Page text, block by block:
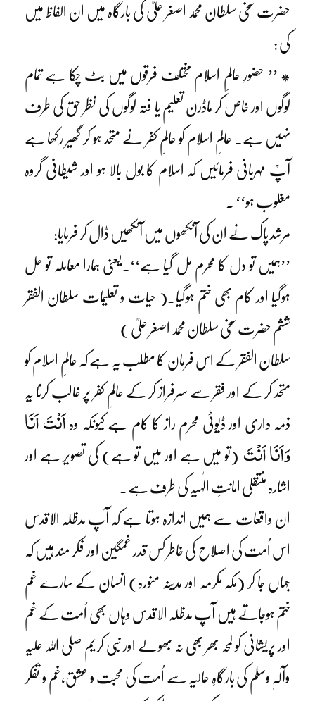
حضرت سخی سلطان محمد اصغر علیؒ کی بارگاہ میں ان الفاظ میں
کی :
* ’’ حضورِ عالمِ اسلام مختلف فرقوں میں بٹ چکا ہے تمام
لوگوں اور خاص کر ماڈرن تعلیم یا فتہ لوگوں کی نظر حق کی طرف
نہیں ہے۔ عالمِ اسلام کو عالمِ کفر نے متحد ہو کر گھیر رکھا ہے
آپؒ مہربانی فرمائیں کہ اسلام کا بول بالا ہو اور شیطانی گروہ
مغلوب ہو‘‘ ۔
مرشد پاک نے ان کی آنکھوں میں آنکھیں ڈال کر فرمایا:
’’ہمیں تو دل کا محرم مل گیا ہے‘‘۔یعنی ہمارا معاملہ تو حل
ہوگیا اور کام بھی ختم ہوگیا۔( حیات و تعلیمات سلطان الفقر
ششم حضرت سخی سلطان محمد اصغر علیؒ )
سلطان الفقر کے اس فرمان کا مطلب یہ ہے کہ عالمِ اسلام کو
متحد کر کے اور فقر سے سرفراز کر کے عالمِ کفر پر غالب کرنا یہ
ذمہ داری اور ڈیوٹی محرم راز کا کام ہے کیونکہ وہ اَنْتَ اَنَا
وَاَنَا اَنْتَ (تو میں ہے اور میں تو ہے) کی تصویر ہے اور
اشارہ منتقلی امانتِ الٰہیہ کی طرف ہے۔
ان واقعات سے ہمیں اندازہ ہوتا ہے کہ آپ مدظلہ الاقدس
اس اُمت کی اصلاح کی خاطر کس قدر غمگین اور فکر مند ہیں کہ
جہاں جا کر (مکہ مکرمہ اور مدینہ منورہ) انسان کے سارے غم
ختم ہوجاتے ہیں آپ مدظلہ الاقدس وہاں بھی اُمت کے غم
اور پریشانی کو لمحہ بھر بھی نہ بھولے اور نبی کریم صلی اللہ علیہ
وآلہٖ وسلم کی بارگاہِ عالیہ سے اُمت کی محبت و عشق،غم و تفکر